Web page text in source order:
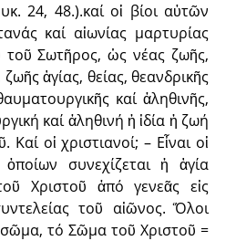
24, 48.).καί οἱ βίοι αὐτῶν
καί αἰωνίας μαρτυρίας
τοῦ Σωτῆρος, ὡς νέας ζωῆς,
ἁγίας, θείας, θεανδρικῆς
καί ἀληθινῆς,
καί ἀληθινή ἡ ἰδία ἡ ζωή
οἱ χριστιανοί; – Εἶναι οἱ
συνεχίζεται ἡ ἁγία
Χριστοῦ ἀπό γενεᾶς εἰς
τοῦ αἰῶνος. Ὅλοι
τό Σῶμα τοῦ Χριστοῦ =